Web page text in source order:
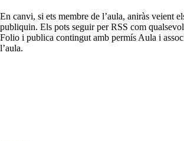
En canvi, si ets membre de l’aula, aniràs veient
publiquin. Els pots seguir per RSS com
Folio i publica contingut amb permís Aula i
l’aula.